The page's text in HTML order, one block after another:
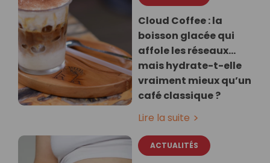
Cloud Coffee : la
boisson glacée qui
affole les réseaux…
mais hydrate-t-elle
vraiment mieux qu’un
café classique ?
Lire la suite
ACTUALITÉS